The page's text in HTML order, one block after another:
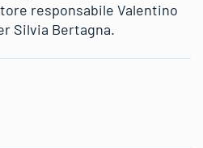
responsabile Valentino
Silvia Bertagna.